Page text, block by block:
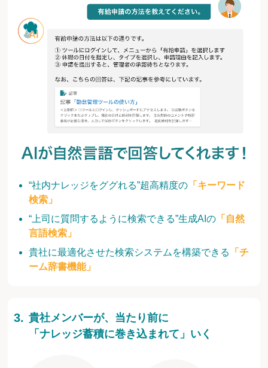
“社内ナレッジをググれる”超高精度の 「キーワード
検索」
“上司に質問するように検索できる”生成AIの 「自然
言語検索」
貴社に最適化させた検索システムを構築できる
「チ
ーム辞書機能」
貴社メンバーが、当たり前に
「ナレッジ蓄積に巻き込まれて」いく